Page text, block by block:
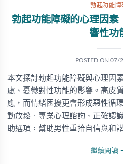
勃起功能障
勃起功能障礙的心理因素
響性功
POSTED ON 07/
本文探討勃起功能障礙與心理因
慮、憂鬱對性功能的影響。高皮
應，而情緒困擾更會形成惡性循
動放鬆、專業心理諮詢、正確認
助選項，幫助男性重拾自信與和
繼續閱讀